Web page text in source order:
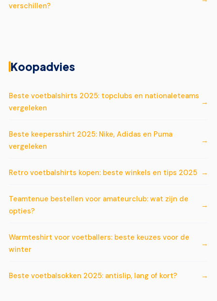
verschillen?
Koopadvies
Beste voetbalshirts 2025: topclubs en nationaleteams
vergeleken
Beste keepersshirt 2025: Nike, Adidas en Puma
vergeleken
Retro voetbalshirts kopen: beste winkels en tips 2025
Teamtenue bestellen voor amateurclub: wat zijn de
opties?
Warmteshirt voor voetballers: beste keuzes voor de
winter
Beste voetbalsokken 2025: antislip, lang of kort?